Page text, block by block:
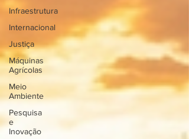
Infraestrutura
Internacional
Justiça
Máquinas
Agrícolas
Meio
Ambiente
Pesquisa
e
Inovação